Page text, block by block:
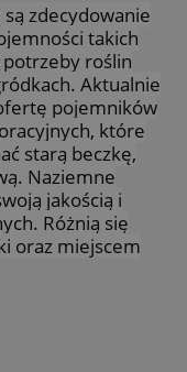
zdecydowanie
takich
potrzeby roślin
Aktualnie
pojemników
które
starą beczkę,
Naziemne
jakością i
Różnią się
oraz miejscem